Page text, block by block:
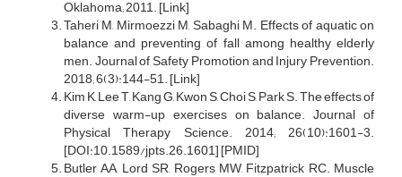
Oklahoma; 2011. [Link]
Taheri M, Mirmoezzi M, Sabaghi M. Effects of aquatic on
balance and preventing of fall among healthy elderly
men. Journal of Safety Promotion and Injury Prevention.
2018; 6(3):144-51. [Link]
Kim K, Lee T, Kang G, Kwon S, Choi S, Park S. The effects of
diverse warm-up exercises on balance. Journal of
Physical Therapy Science. 2014; 26(10):1601-3.
[DOI:10.1589/jpts.26.1601] [PMID]
Butler AA, Lord SR, Rogers MW, Fitzpatrick RC. Muscle